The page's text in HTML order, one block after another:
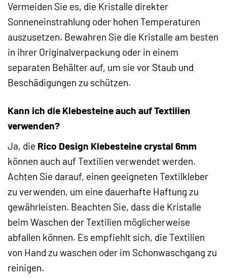
Vermeiden Sie es, die Kristalle direkter
Sonneneinstrahlung oder hohen Temperaturen
auszusetzen. Bewahren Sie die Kristalle am besten
in ihrer Originalverpackung oder in einem
separaten Behälter auf, um sie vor Staub und
Beschädigungen zu schützen.
Kann ich die Klebesteine auch auf Textilien
verwenden?
Ja, die Rico Design Klebesteine crystal 6mm
können auch auf Textilien verwendet werden.
Achten Sie darauf, einen geeigneten Textilkleber
zu verwenden, um eine dauerhafte Haftung zu
gewährleisten. Beachten Sie, dass die Kristalle
beim Waschen der Textilien möglicherweise
abfallen können. Es empfiehlt sich, die Textilien
von Hand zu waschen oder im Schonwaschgang zu
reinigen.